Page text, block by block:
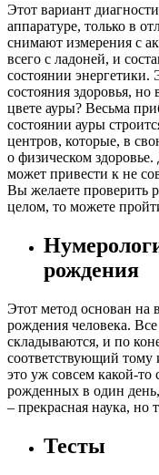
Этот вариант
аппаратуре, только в
снимают измерения с
всего с ладоней, и
состоянии
состояния здоровья,
цвете ауры? Весьма
состоянии ауры
центров, которые, в
о физическом
может привести к не
Вы желаете проверить
целом, то можете
рождения
Этот метод основан на
рождения человека.
складываются, и по
соответствующий тому
это уж совсем какой-то
рожденных в один
– прекрасная наука, но
Тесты